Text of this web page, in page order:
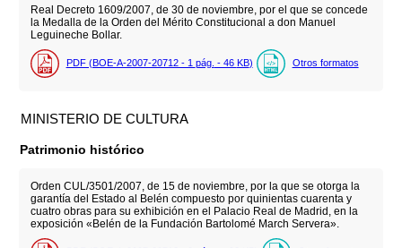
Real Decreto 1609/2007, de 30 de noviembre, por el que se concede
la Medalla de la Orden del Mérito Constitucional a don Manuel
Leguineche Bollar.
PDF (BOE-A-2007-20712 - 1 pág. - 46 KB) Otros formatos
MINISTERIO DE CULTURA
Patrimonio histórico
Orden CUL/3501/2007, de 15 de noviembre, por la que se otorga la
garantía del Estado al Belén compuesto por quinientas cuarenta y
cuatro obras para su exhibición en el Palacio Real de Madrid, en la
exposición «Belén de la Fundación Bartolomé March Servera».